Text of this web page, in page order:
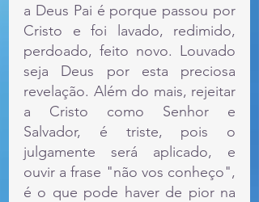
a Deus Pai é porque passou por
Cristo e foi lavado, redimido,
perdoado, feito novo. Louvado
seja Deus por esta preciosa
revelação. Além do mais, rejeitar
a Cristo como Senhor e
Salvador, é triste, pois o
julgamente será aplicado, e
ouvir a frase "não vos conheço",
é o que pode haver de pior na